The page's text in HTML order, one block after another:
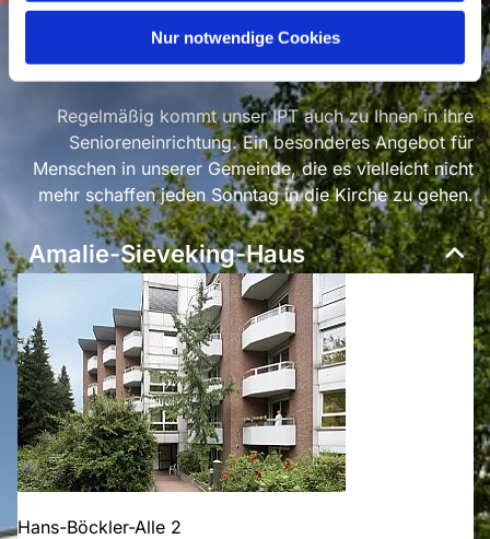
Nur notwendige Cookies
Gottesdienste in
Senioreneinrichtungen
Regelmäßig kommt unser IPT auch zu Ihnen in ihre
Senioreneinrichtung. Ein besonderes Angebot für
Menschen in unserer Gemeinde, die es vielleicht nicht
mehr schaffen jeden Sonntag in die Kirche zu gehen.
Amalie-Sieveking-Haus
Hans-Böckler-Alle 2